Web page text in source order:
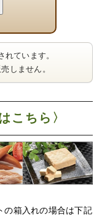
ています。
しません。
こちら〉
の箱入れの場合は下記